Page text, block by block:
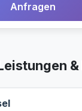
Anfragen
&